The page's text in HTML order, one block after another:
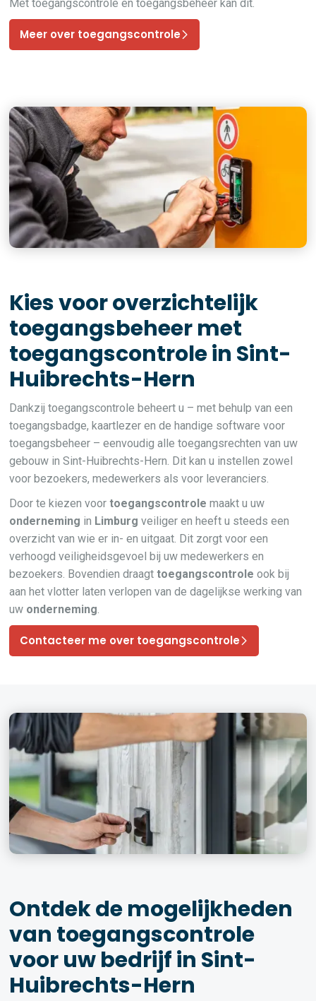
Met toegangscontrole en toegangsbeheer kan dit.
Meer over toegangscontrole
Kies voor overzichtelijk
toegangsbeheer met
toegangscontrole in Sint-
Huibrechts-Hern
Dankzij toegangscontrole beheert u – met behulp van een
toegangsbadge, kaartlezer en de handige software voor
toegangsbeheer – eenvoudig alle toegangsrechten van uw
gebouw in Sint-Huibrechts-Hern. Dit kan u instellen zowel
voor bezoekers, medewerkers als voor leveranciers.
Door te kiezen voortoegangscontrole maakt u uw
onderneming in Limburg veiliger en heeft u steeds een
overzicht van wie er in- en uitgaat. Dit zorgt voor een
verhoogd veiligheidsgevoel bij uw medewerkers en
bezoekers. Bovendien draagttoegangscontrole ook bij
aan het vlotter laten verlopen van de dagelijkse werking van
uw onderneming.
Contacteer me over toegangscontrole
Ontdek de mogelijkheden
van toegangscontrole
voor uw bedrijf in Sint-
Huibrechts-Hern